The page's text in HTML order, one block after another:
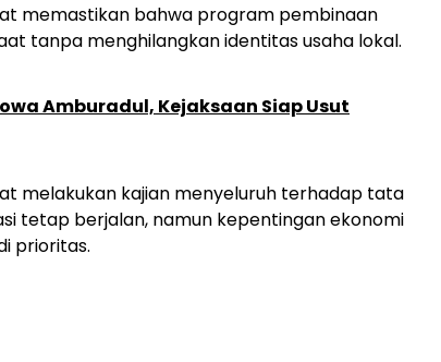
memastikan bahwa program pembinaan
tanpa menghilangkan identitas usaha lokal.
Amburadul, Kejaksaan Siap Usut
melakukan kajian menyeluruh terhadap tata
tetap berjalan, namun kepentingan ekonomi
prioritas.